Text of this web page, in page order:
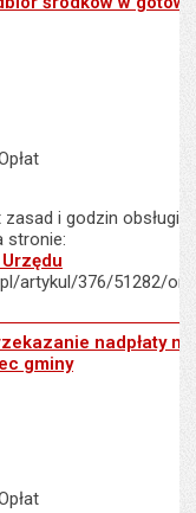
i godzin obsługi
stronie:
artykul/376/51282/
nadpłaty na inne
nadpłaty
gminy